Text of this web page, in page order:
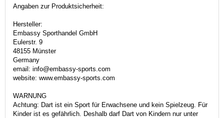
Angaben zur Produktsicherheit:
Hersteller:
Embassy Sporthandel GmbH
Eulerstr. 9
48155 Münster
Germany
email: info@embassy-sports.com
website: www.embassy-sports.com
WARNUNG
Achtung: Dart ist ein Sport für Erwachsene und kein Spielzeug. Für
Kinder ist es gefährlich. Deshalb darf Dart von Kindern nur unter